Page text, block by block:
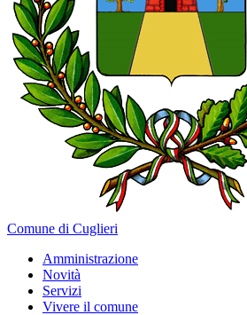
Comune di Cuglieri
Amministrazione
Novità
Servizi
Vivere il comune